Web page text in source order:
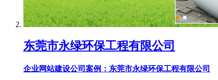
东莞市永绿环保工程有限公司
企业网站建设公司案例：东莞市永绿环保工程有限公司